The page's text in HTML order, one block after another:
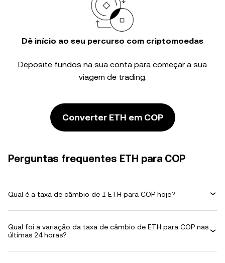
Dê início ao seu percurso com criptomoedas
Deposite fundos na sua conta para começar a sua
viagem de trading.
Converter ETH em COP
Perguntas frequentes ETH para COP
Qual é a taxa de câmbio de 1 ETH para COP hoje?
Qual foi a variação da taxa de câmbio de ETH para COP nas
últimas 24 horas?